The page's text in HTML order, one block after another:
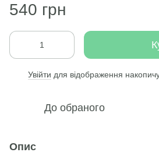
540 грн
Увійти для відображення
До обраного
Опис